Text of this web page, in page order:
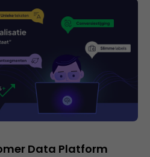
Data Platform